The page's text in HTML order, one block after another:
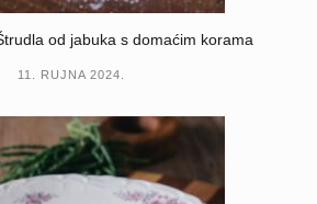
od jabuka s domaćim korama
11. RUJNA 2024.